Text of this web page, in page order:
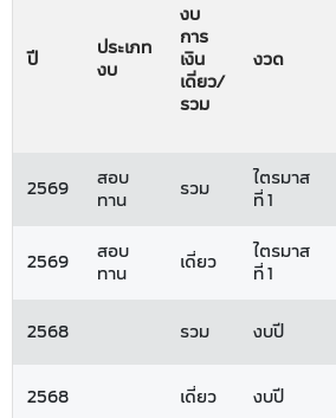
ปี
ประเภท
งบ
งบ
การ
เงิน
เดี่ยว/
รวม
งวด
2569
สอบ
ทาน
รวม
ไตรมาส
ที่ 1
2569
สอบ
ทาน
เดี่ยว
ไตรมาส
ที่ 1
2568 รวม งบปี
2568 เดี่ยว งบปี